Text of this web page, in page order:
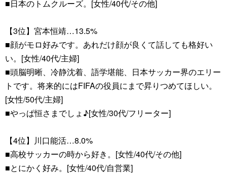
■日本のトムクルーズ。[女性/40代/その他]
【3位】宮本恒靖…13.5%
■顔がモロ好みです。あれだけ顔が良くて話しても格好い
い。[女性/40代/主婦]
■頭脳明晰、冷静沈着、語学堪能、日本サッカー界のエリー
トです。将来的にはFIFAの役員にまで昇りつめてほしい。
[女性/50代/主婦]
■やっぱ恒さまでしょ♪[女性/30代/フリーター]
【4位】川口能活…8.0%
■高校サッカーの時から好き。[女性/40代/その他]
■とにかく好み。[女性/40代/自営業]